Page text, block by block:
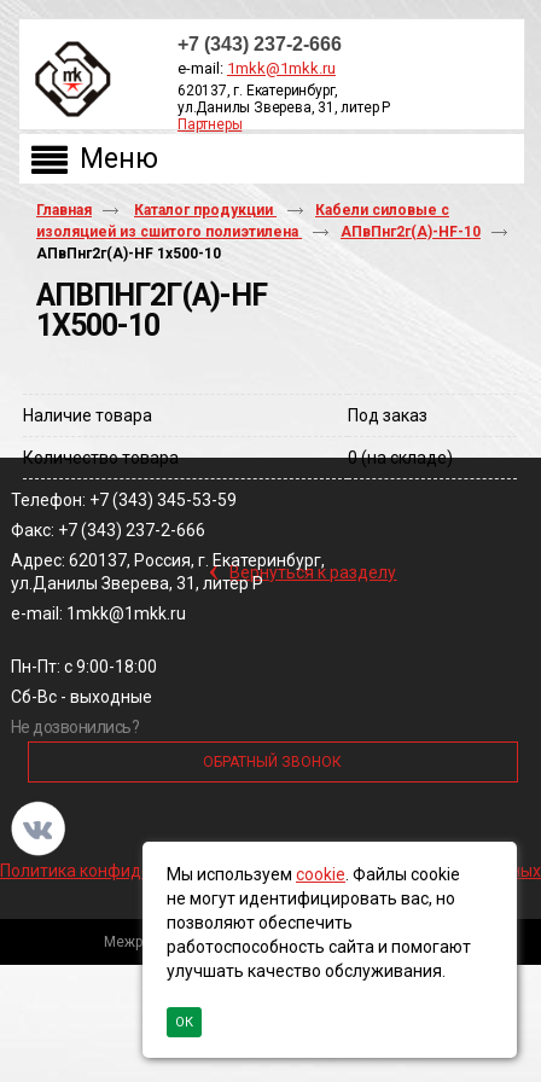
+7 (343) 237-2-666
e-mail: 1mkk@1mkk.ru
620137, г. Екатеринбург,
ул.Данилы Зверева, 31, литер Р
Партнеры
Главная Каталог продукции
Кабели силовые с
изоляцией из сшитого полиэтилена
АПвПнг2г(А)-HF-10
АПвПнг2г(A)-HF 1х500-10
АПВПНГ2Г(A)-HF
1Х500-10
Наличие товара Под заказ
Количество товара 0(на складе)
‹ Вернуться к разделу
Телефон: +7 (343) 345-53-59
Факс: +7 (343) 237-2-666
Адрес: 620137, Россия, г. Екатеринбург,
ул.Данилы Зверева, 31, литер Р
e-mail: 1mkk@1mkk.ru
Пн-Пт: с 9:00-18:00
Сб-Вс - выходные
Не дозвонились?
ОБРАТНЫЙ ЗВОНОК
Политика конфиденциальности и обработки персональных данных
Межрегиональная кабельная компания, 2016 ©
Мы используем cookie . Файлы cookie
не могут идентифицировать вас, но
позволяют обеспечить
работоспособность сайта и помогают
улучшать качество обслуживания.
ОК